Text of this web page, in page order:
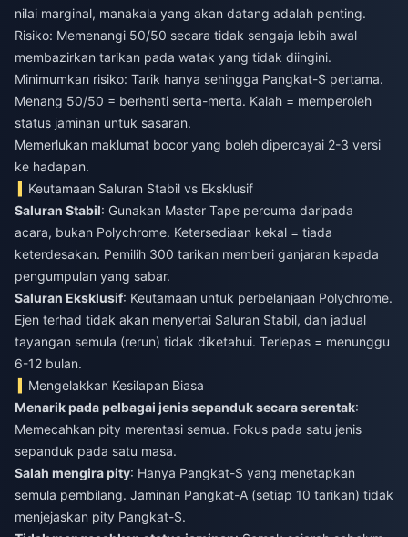
nilai marginal, manakala yang akan datang adalah penting.
Risiko: Memenangi 50/50 secara tidak sengaja lebih awal
membazirkan tarikan pada watak yang tidak diingini.
Minimumkan risiko: Tarik hanya sehingga Pangkat-S pertama.
Menang 50/50 = berhenti serta-merta. Kalah = memperoleh
status jaminan untuk sasaran.
Memerlukan maklumat bocor yang boleh dipercayai 2-3 versi
ke hadapan.
Keutamaan Saluran Stabil vs Eksklusif
Saluran Stabil: Gunakan Master Tape percuma daripada
acara, bukan Polychrome. Ketersediaan kekal = tiada
keterdesakan. Pemilih 300 tarikan memberi ganjaran kepada
pengumpulan yang sabar.
Saluran Eksklusif: Keutamaan untuk perbelanjaan Polychrome.
Ejen terhad tidak akan menyertai Saluran Stabil, dan jadual
tayangan semula (rerun) tidak diketahui. Terlepas = menunggu
6-12 bulan.
Mengelakkan Kesilapan Biasa
Menarik pada pelbagai jenis sepanduk secara serentak:
Memecahkan pity merentasi semua. Fokus pada satu jenis
sepanduk pada satu masa.
Salah mengira pity: Hanya Pangkat-S yang menetapkan
semula pembilang. Jaminan Pangkat-A (setiap 10 tarikan) tidak
menjejaskan pity Pangkat-S.